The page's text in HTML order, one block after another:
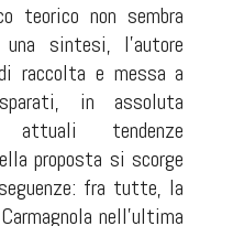
teorico non sembra
sintesi, l’autore
raccolta e messa a
in assoluta
attuali tendenze
proposta si scorge
fra tutte, la
nell’ultima